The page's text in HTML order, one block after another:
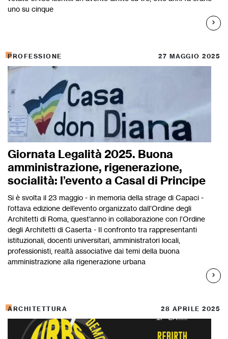
uno su cinque
PROFESSIONE 27 MAGGIO 2025
Giornata Legalità 2025. Buona
amministrazione, rigenerazione,
socialità: l’evento a Casal di Principe
Si è svolta il 23 maggio - in memoria della strage di Capaci -
l’ottava edizione dell’evento organizzato dall’Ordine degli
Architetti di Roma, quest’anno in collaborazione con l’Ordine
degli Architetti di Caserta - Il confronto tra rappresentanti
istituzionali, docenti universitari, amministratori locali,
professionisti, realtà associative dai temi della buona
amministrazione alla rigenerazione urbana
ARCHITETTURA 28 APRILE 2025